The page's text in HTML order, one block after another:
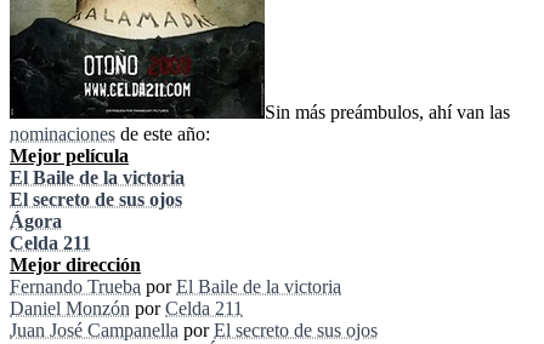
Sin más preámbulos, ahí van las
nominaciones de este año:
Mejor película
El Baile de la victoria
El secreto de sus ojos
Ágora
Celda 211
Mejor dirección
Fernando Trueba porEl Baile de la victoria
Daniel Monzón porCelda 211
Juan José Campanella porEl secreto de sus ojos